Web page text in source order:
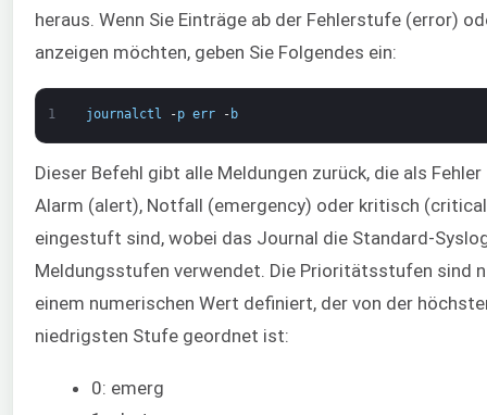
heraus. Wenn Sie Einträge ab der Fehlerstufe (error)
anzeigen möchten, geben Sie Folgendes ein:
1 journalctl -p err - b
Dieser Befehl gibt alle Meldungen zurück, die als
Alarm (alert), Notfall (emergency) oder kritisch
eingestuft sind, wobei das Journal die Standard-
Meldungsstufen verwendet. Die Prioritätsstufen sind
einem numerischen Wert definiert, der von der
niedrigsten Stufe geordnet ist:
0: emerg